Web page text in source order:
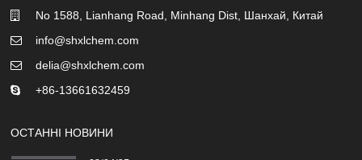
No 1588, Lianhang Road, Minhang Dist, Шанхай, Китай
info@shxlchem.com
delia@shxlchem.com
+86-13661632459
ОСТАННІ НОВИНИ